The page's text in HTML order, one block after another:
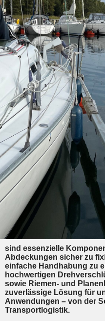
sind essenzielle
Abdeckungen sicher zu
einfache Handhabung zu
hochwertigen
sowie Riemen- und
zuverlässige Lösung für
Anwendungen – von der
Transportlogistik.